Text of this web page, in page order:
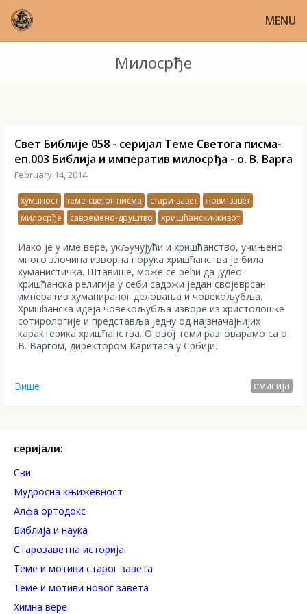
MENU
Милосрђе
Свет Библије 058 - серијал Теме Светога писма-
еп.003 Библија и императив милосрђа - о. В. Варга
February 14, 2014
хуманост теме-светог-писма стари-завет
нови-завет
милосрђе
савремено-друштво хришћански-живот
Иако је у име вере, укључујући и хришћанство, учињено
много злочина изворна порука хришћанства је била
хуманистичка. Штавише, може се рећи да јудео-
хришћанска религија у себи садржи један својеврсан
императив хуманираног деловања и човекољубља.
Хришћанска идеја човекољубља изворе из христолошке
сотирологије и представља једну од најзначајнијих
карактерика хришћанства. О овој теми разговарамо са о.
В. Варгом, директором Каритаса у Србији.
Више емисија
серијали:
Сви
Mудросна књижевност
Алфа ортодокс
Библија и наука
Старозаветна историја
Теме и мотиви старог завета
Теме и мотиви новог завета
Химна вере